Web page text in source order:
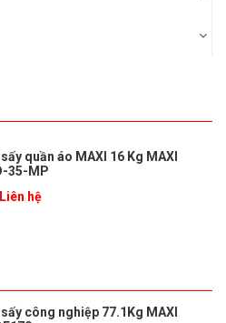
quần áo MAXI 16 Kg MAXI
35-MP
hệ
sấy công nghiệp 77.1Kg MAXI